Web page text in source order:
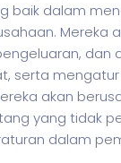
baik dalam
Mereka
dan
serta
akan
yang tidak
dalam